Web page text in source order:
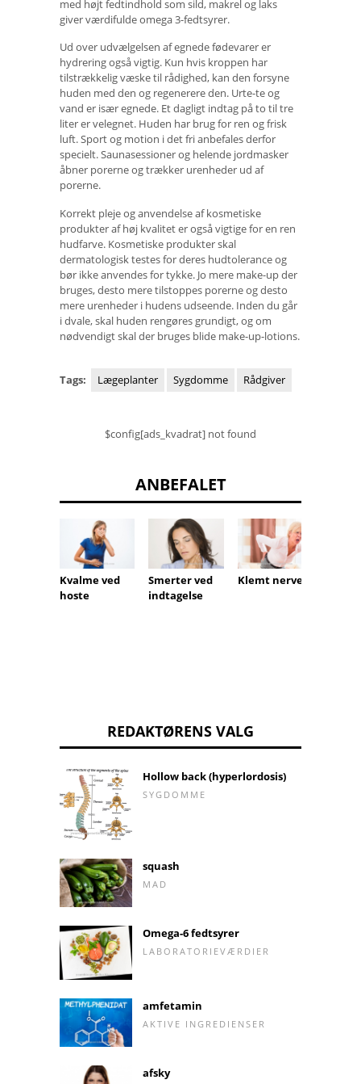
med højt fedtindhold som sild, makrel og laks
giver værdifulde omega 3-fedtsyrer.
Ud over udvælgelsen af ​​egnede fødevarer er
hydrering også vigtig. Kun hvis kroppen har
tilstrækkelig væske til rådighed, kan den forsyne
huden med den og regenerere den. Urte-te og
vand er især egnede. Et dagligt indtag på to til tre
liter er velegnet. Huden har brug for ren og frisk
luft. Sport og motion i det fri anbefales derfor
specielt. Saunasessioner og helende jordmasker
åbner porerne og trækker urenheder ud af
porerne.
Korrekt pleje og anvendelse af kosmetiske
produkter af høj kvalitet er også vigtige for en ren
hudfarve. Kosmetiske produkter skal
dermatologisk testes for deres hudtolerance og
bør ikke anvendes for tykke. Jo mere make-up der
bruges, desto mere tilstoppes porerne og desto
mere urenheder i hudens udseende. Inden du går
i dvale, skal huden rengøres grundigt, og om
nødvendigt skal der bruges blide make-up-lotions.
Tags: Lægeplanter Sygdomme Rådgiver
$config[ads_kvadrat] not found
ANBEFALET
Kvalme ved
hoste
Smerter ved
indtagelse
Klemt nerve
REDAKTØRENS VALG
Hollow back (hyperlordosis)
SYGDOMME
squash
MAD
Omega-6 fedtsyrer
LABORATORIEVÆRDIER
amfetamin
AKTIVE INGREDIENSER
afsky